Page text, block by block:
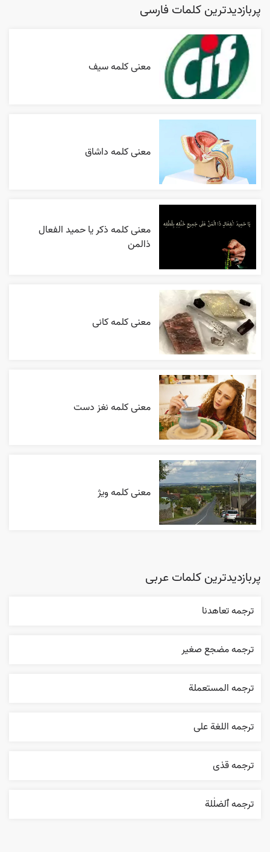
پربازدیدترین کلمات فارسی
معنی کلمه سیف
معنی کلمه داشاق
معنی کلمه ذکر یا حمید الفعال
ذالمن
معنی کلمه کانی
معنی کلمه نغز دست
معنی کلمه ویژ
پربازدیدترین کلمات عربی
ترجمه تعاهدنا
ترجمه مضجع صغير
ترجمه المستعملة
ترجمه اللغة علی
ترجمه قذی
ترجمه ٱلضلٰلة